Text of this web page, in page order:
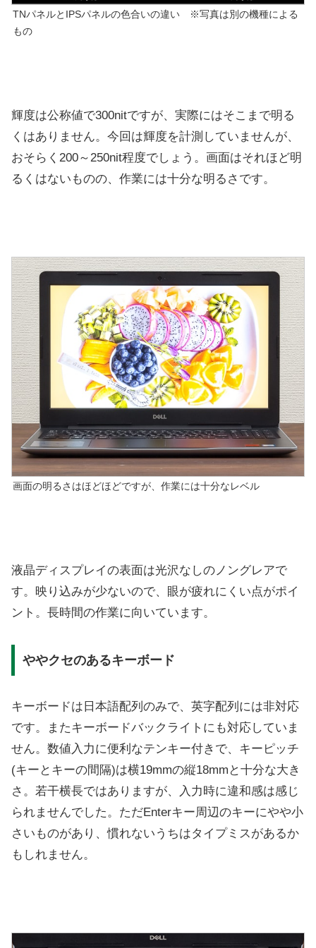
TNパネルとIPSパネルの色合いの違い ※写真は別の機種による
もの
輝度は公称値で300nitですが、実際にはそこまで明る
くはありません。今回は輝度を計測していませんが、
おそらく200～250nit程度でしょう。画面はそれほど明
るくはないものの、作業には十分な明るさです。
画面の明るさはほどほどですが、作業には十分なレベル
液晶ディスプレイの表面は光沢なしのノングレアで
す。映り込みが少ないので、眼が疲れにくい点がポイ
ント。長時間の作業に向いています。
ややクセのあるキーボード
キーボードは日本語配列のみで、英字配列には非対応
です。またキーボードバックライトにも対応していま
せん。数値入力に便利なテンキー付きで、キーピッチ
(キーとキーの間隔)は横19mmの縦18mmと十分な大き
さ。若干横長ではありますが、入力時に違和感は感じ
られませんでした。ただEnterキー周辺のキーにやや小
さいものがあり、慣れないうちはタイプミスがあるか
もしれません。